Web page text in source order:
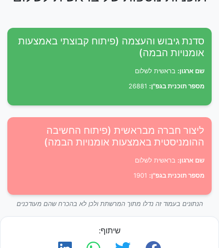
סדנת גיבוש והעצמה (פיתוח קבוצתי באמצעות
אומנויות הבמה)
שם ארגון: בראשית לשלום
מספר תוכנית בגפ"ן:
ליצור חברה מבראשית (פיתוח החשיבה
ההומניסטית באמצעות אומנויות הבמה)
שם ארגון: בראשית לשלום
מספר תוכנית בגפ"ן:
הנתונים בעמוד זה נדלו מתוך המרשתת ולכן לא בהכרח שהם מעודכנים
שיתוף: